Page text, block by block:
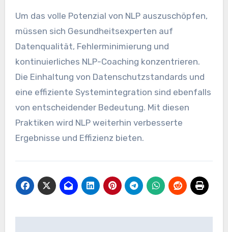
Um das volle Potenzial von NLP auszuschöpfen,
müssen sich Gesundheitsexperten auf
Datenqualität, Fehlerminimierung und
kontinuierliches NLP-Coaching konzentrieren.
Die Einhaltung von Datenschutzstandards und
eine effiziente Systemintegration sind ebenfalls
von entscheidender Bedeutung. Mit diesen
Praktiken wird NLP weiterhin verbesserte
Ergebnisse und Effizienz bieten.